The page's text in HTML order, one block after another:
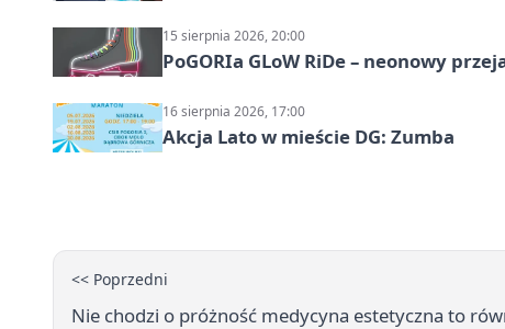
15 sierpnia 2026, 20:00
PoGORIa GLoW RiDe – neonowy
16 sierpnia 2026, 17:00
Akcja Lato w mieście DG: Zumba
<< Poprzedni
Nie chodzi o próżność medycyna estetyczna to